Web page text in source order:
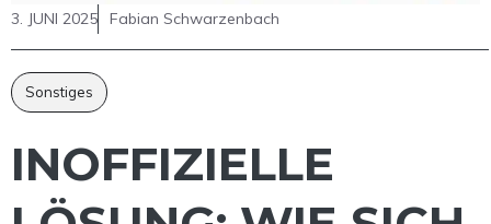
3. JUNI 2025 Fabian Schwarzenbach
Sonstiges
INOFFIZIELLE